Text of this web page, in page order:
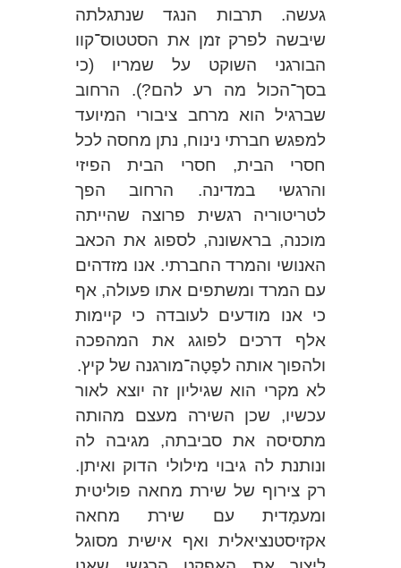
געשה. תרבות הנגד שנתגלתה
שיבשה לפרק זמן את הסטטוס־קוו
הבורגני השוקט על שמריו (כי
בסך־הכול מה רע להם?). הרחוב
שברגיל הוא מרחב ציבורי המיועד
למפגש חברתי נינוח, נתן מחסה לכל
חסרי הבית, חסרי הבית הפיזי
והרגשי במדינה. הרחוב הפך
לטריטוריה רגשית פרוצה שהייתה
מוכנה, בראשונה, לספוג את הכאב
האנושי והמרד החברתי. אנו מזדהים
עם המרד ומשתפים אתו פעולה, אף
כי אנו מודעים לעובדה כי קיימות
אלף דרכים לפוגג את המהפכה
ולהפוך אותה לפָטָה־מורגנה של קיץ.
לא מקרי הוא שגיליון זה יוצא לאור
עכשיו, שכן השירה מעצם מהותה
מתסיסה את סביבתה, מגיבה לה
ונותנת לה גיבוי מילולי הדוק ואיתן.
רק צירוף של שירת מחאה פוליטית
ומעמָדית עם שירת מחאה
אקזיסטנציאלית ואף אישית מסוגל